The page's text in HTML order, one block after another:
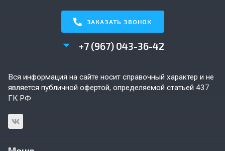
ЗАКАЗАТЬ ЗВОНОК
+7 (967) 043-36-42
Вся информация на сайте носит справочный характер и не
является публичной офертой, определяемой статьей 437
ГК РФ